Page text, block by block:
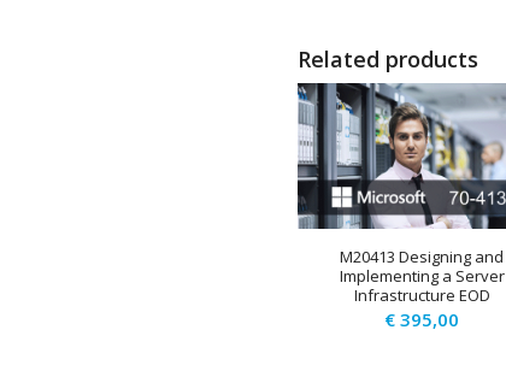
Related products
M20413 Designing and
Implementing a Server
Infrastructure EOD
€ 395,00